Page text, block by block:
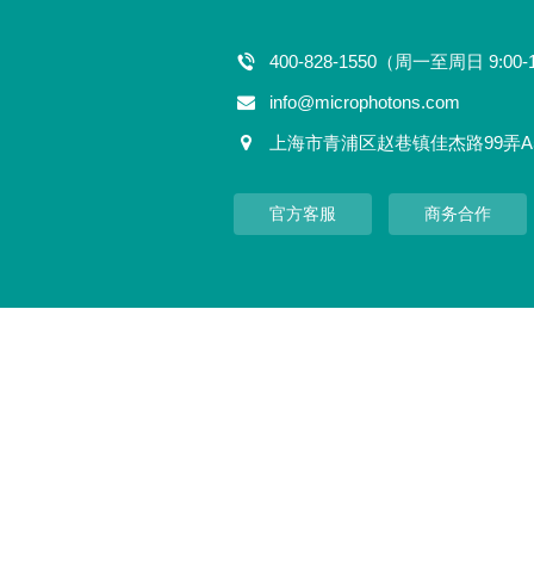
400-828-1550（周一至周日 9:00-
info@microphotons.com
上海市青浦区赵巷镇佳杰路99弄
官方客服 商务合作